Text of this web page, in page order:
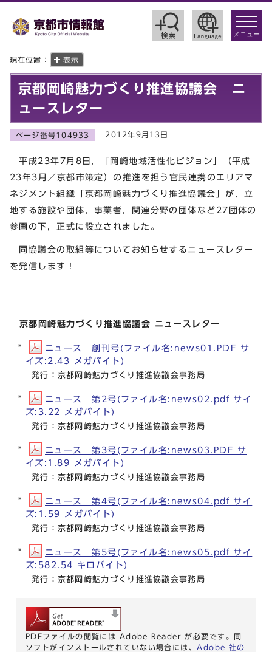
toggle
メニュー
現在位置： 表示
京都岡崎魅力づくり推進協議会 ニ
ュースレター
ページ番号104933 2012年9月13日
平成23年7月8日，「岡崎地域活性化ビジョン」（平成
23年3月／京都市策定）の推進を担う官民連携のエリアマ
ネジメント組織「京都岡崎魅力づくり推進協議会」が，立
地する施設や団体，事業者，関連分野の団体など27団体の
参画の下，正式に設立されました。
同協議会の取組等についてお知らせするニュースレター
を発信します！
京都岡崎魅力づくり推進協議会 ニュースレター
ニュース 創刊号(ファイル名:news01.PDF サ
イズ:2.43 メガバイト)
発行：京都岡崎魅力づくり推進協議会事務局
ニュース 第2号(ファイル名:news02.pdf サイ
ズ:3.22 メガバイト)
発行：京都岡崎魅力づくり推進協議会事務局
ニュース 第3号(ファイル名:news03.PDF サ
イズ:1.89 メガバイト)
発行：京都岡崎魅力づくり推進協議会事務局
ニュース 第4号(ファイル名:news04.pdf サイ
ズ:1.59 メガバイト)
発行：京都岡崎魅力づくり推進協議会事務局
ニュース 第5号(ファイル名:news05.pdf サイ
ズ:582.54 キロバイト)
発行：京都岡崎魅力づくり推進協議会事務局
PDFファイルの閲覧には Adobe Reader が必要です。同
ソフトがインストールされていない場合には、 Adobe 社の